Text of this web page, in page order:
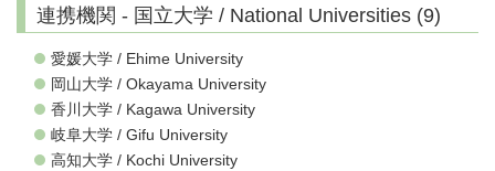
連携機関 - 国立大学 / National Universities (9)
愛媛大学 / Ehime University
岡山大学 / Okayama University
香川大学 / Kagawa University
岐阜大学 / Gifu University
高知大学 / Kochi University